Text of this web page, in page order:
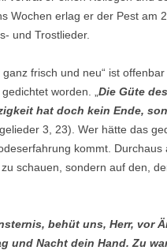
Wochen erlag er der Pest am
und Trostlieder.
frisch und neu“ ist
worden. „ Die Güte
hat doch kein Ende,
3, 23). Wer hätte das
kommt.
schauen, sondern auf den,
behüt uns, Herr, vor
und Nacht dein Hand. Zu